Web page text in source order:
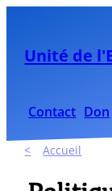
contenu
Unité de
Contact Don
Accueil